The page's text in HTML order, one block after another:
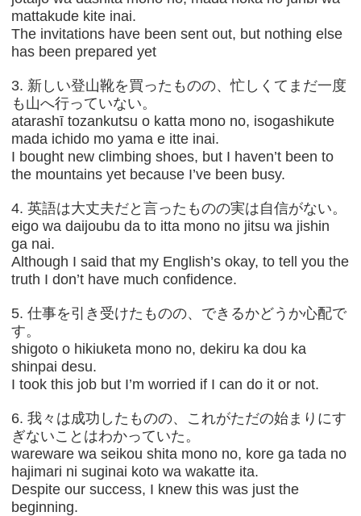
mattakude kite inai.
The invitations have been sent out, but nothing else
has been prepared yet
3. 新しい登山靴を買ったものの、忙しくてまだ一度
も山へ行っていない。
atarashī tozankutsu o katta mono no, isogashikute
mada ichido mo yama e itte inai.
I bought new climbing shoes, but I haven’t been to
the mountains yet because I’ve been busy.
4. 英語は大丈夫だと言ったものの実は自信がない。
eigo wa daijoubu da to itta mono no jitsu wa jishin
ga nai.
Although I said that my English’s okay, to tell you the
truth I don’t have much confidence.
5. 仕事を引き受けたものの、できるかどうか心配で
す。
shigoto o hikiuketa mono no, dekiru ka dou ka
shinpai desu.
I took this job but I’m worried if I can do it or not.
6. 我々は成功したものの、これがただの始まりにす
ぎないことはわかっていた。
wareware wa seikou shita mono no, kore ga tada no
hajimari ni suginai koto wa wakatte ita.
Despite our success, I knew this was just the
beginning.